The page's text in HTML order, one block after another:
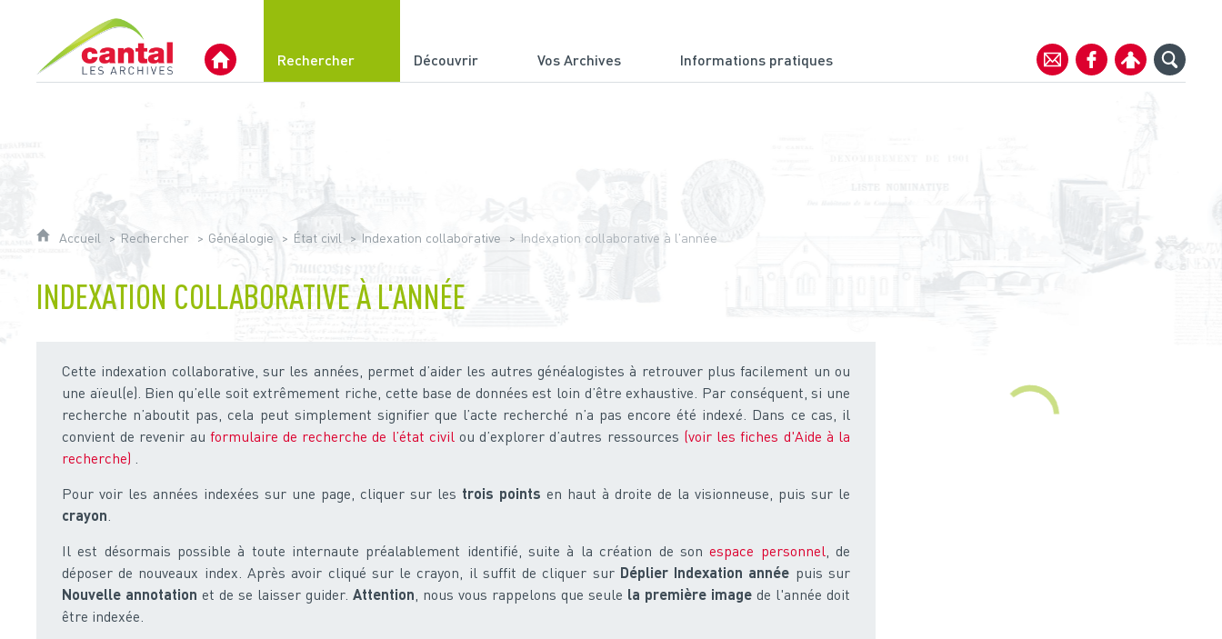
Archives Départementales du Cantal
Rechercher Découvrir Vos Archives Informations pratiques
Accueil Rechercher Généalogie État civil Indexation collaborative Indexation collaborative à l'année
INDEXATION COLLABORATIVE À L'ANNÉE
Cette indexation collaborative, sur les années, permet d’aider les autres généalogistes à retrouver plus facilement un ou
une aïeul(e). Bien qu’elle soit extrêmement riche, cette base de données est loin d’être exhaustive. Par conséquent, si une
recherche n’aboutit pas, cela peut simplement signifier que l’acte recherché n’a pas encore été indexé. Dans ce cas, il
convient de revenir au formulaire de recherche de l’état civilou d’explorer d’autres ressources (voir les fiches d'Aide à la
recherche) .
Pour voir les années indexées sur une page, cliquer sur les trois points en haut à droite de la visionneuse, puis sur le
crayon.
Il est désormais possible à toute internaute préalablement identifié, suite à la création de sonespace personnel, de
déposer de nouveaux index. Après avoir cliqué sur le crayon, il suffit de cliquer sur Déplier Indexation année puis sur
Nouvelle annotation et de se laisser guider. Attention, nous vous rappelons que seule la première imagede l'année doit
être indexée.